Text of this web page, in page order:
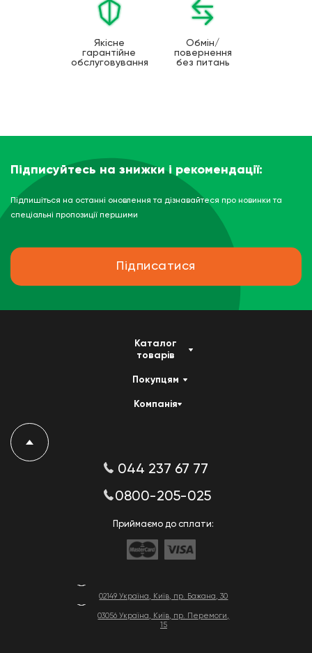
Якісне
гарантійне
обслуговування
Обмін/
повернення
без питань
Підписуйтесь на знижки і рекомендації:
Підпишіться на останні оновлення та дізнавайтеся про новинки та
спеціальні пропозиції першими
Підписатися
02149 Україна, Київ, пр. Бажана, 30
03056 Україна, Київ, пр. Перемоги,
15
Каталог
товарів
Покупцям
Компанія
044 237 67 77
0800-205-025
Приймаємо до сплати: